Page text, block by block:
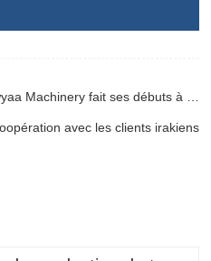
avec les clients irakiens